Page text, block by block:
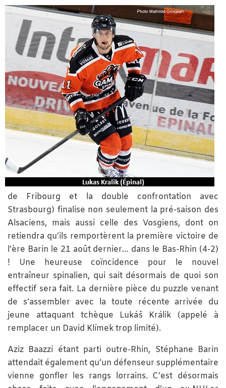
de Fribourg et la double confrontation avec
Strasbourg) finalise non seulement la pré-saison des
Alsaciens, mais aussi celle des Vosgiens, dont on
retiendra qu’ils remportèrent la première victoire de
l’ère Barin le 21 août dernier… dans le Bas-Rhin (4-2)
! Une heureuse coïncidence pour le nouvel
entraîneur spinalien, qui sait désormais de quoi son
effectif sera fait. La dernière pièce du puzzle venant
de s’assembler avec la toute récente arrivée du
jeune attaquant tchèque Lukáš Králik (appelé à
remplacer un David Klímek trop limité).
Aziz Baazzi étant parti outre-Rhin, Stéphane Barin
attendait également qu’un défenseur supplémentaire
vienne gonfler les rangs lorrains. C’est désormais